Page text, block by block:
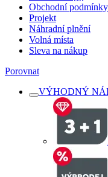
Obchodní podmínky
Projekt
Náhradní plnění
Volná místa
Sleva na nákup
Porovnat
VÝHODNÝ